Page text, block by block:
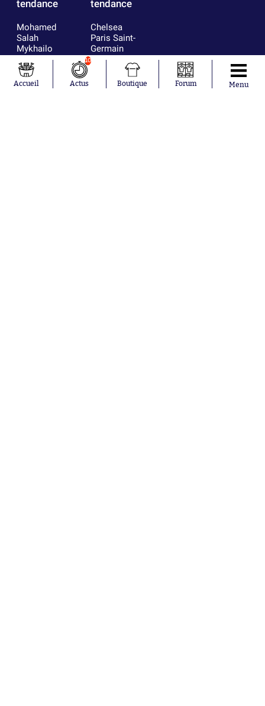
tendance
Mohamed
Salah
Mykhailo
Neymar
Khalis Merah
Loïs Openda
tendance
Chelsea
Paris Saint-
Germain
Bordeaux
Olympique
lyonnais
FIFA
Accueil
10
Actus Boutique Forum Menu